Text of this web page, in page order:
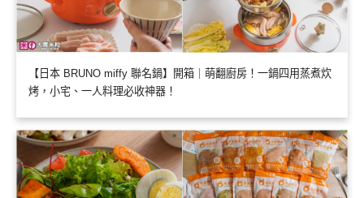
【日本 BRUNO miffy 聯名鍋】開箱｜萌翻廚房！一鍋四用蒸煮炊
烤，小宅、一人料理必收神器！